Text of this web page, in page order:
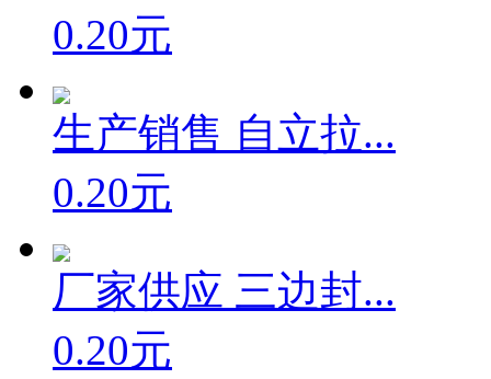
0.20元
生产销售 自立拉...
0.20元
厂家供应 三边封...
0.20元